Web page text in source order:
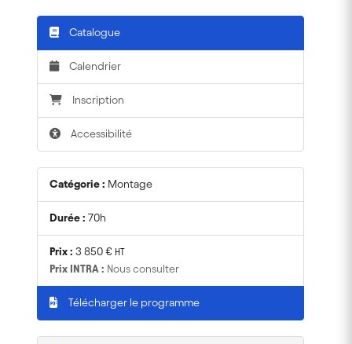
Catalogue
Calendrier
Inscription
Accessibilité
Catégorie : Montage
Durée : 70h
Prix : 3 850 € HT
Prix INTRA : Nous consulter
Télécharger le programme